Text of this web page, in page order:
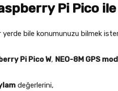
Pi Pico
bile konumunuzu bilmek
Pi Pico W, NEO-8M GPS
değerlerini,